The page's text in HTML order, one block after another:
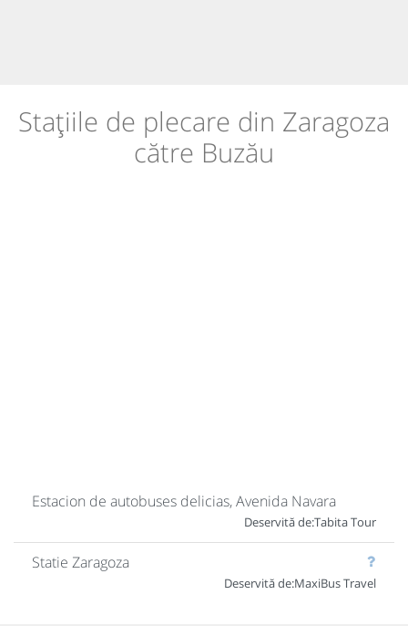
Stațiile de plecare din Zaragoza
către Buzău
Estacion de autobuses delicias, Avenida Navara
Deservită de:Tabita Tour
Statie Zaragoza
Deservită de:MaxiBus Travel